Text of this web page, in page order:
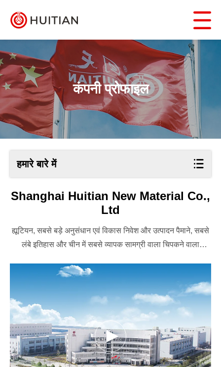
कंपनी प्रोफाइल
हमारे बारे में
Shanghai Huitian New Material Co.,
Ltd
ह्यूटियन, सबसे बड़े अनुसंधान एवं विकास निवेश और उत्पादन पैमाने, सबसे
लंबे इतिहास और चीन में सबसे व्यापक सामग्री वाला चिपकने वाला